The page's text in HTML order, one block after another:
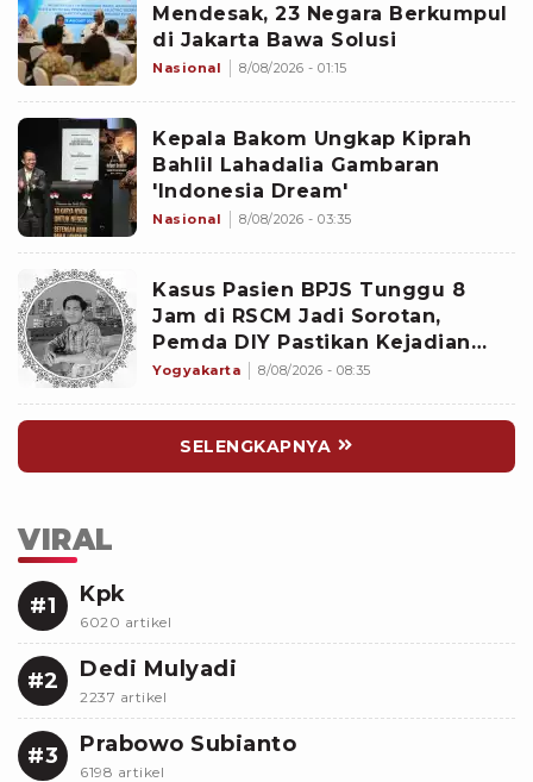
Mendesak, 23 Negara Berkumpul
di Jakarta Bawa Solusi
Nasional 8/08/2026 - 01:15
Kepala Bakom Ungkap Kiprah
Bahlil Lahadalia Gambaran
'Indonesia Dream'
Nasional 8/08/2026 - 03:35
Kasus Pasien BPJS Tunggu 8
Jam di RSCM Jadi Sorotan,
Pemda DIY Pastikan Kejadian
Serupa Tak Terjadi Yogyakarta
Yogyakarta 8/08/2026 - 08:35
SELENGKAPNYA
VIRAL
#1 Kpk
6020 artikel
#2 Dedi Mulyadi
2237 artikel
#3 Prabowo Subianto
6198 artikel